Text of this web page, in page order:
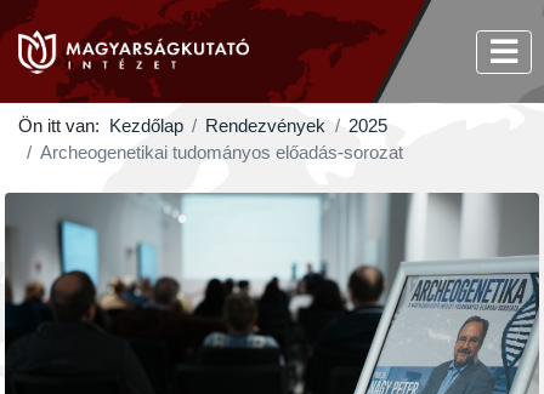
Ön itt van: Kezdőlap Rendezvények
2025
Archeogenetikai tudományos előadás-sorozat